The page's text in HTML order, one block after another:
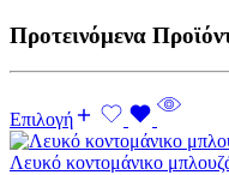
Προτεινόμενα
Επιλογή
Λευκό κοντομάνικο